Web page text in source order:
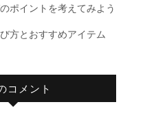
ポイントを考えてみよう
方とおすすめアイテム
コメント